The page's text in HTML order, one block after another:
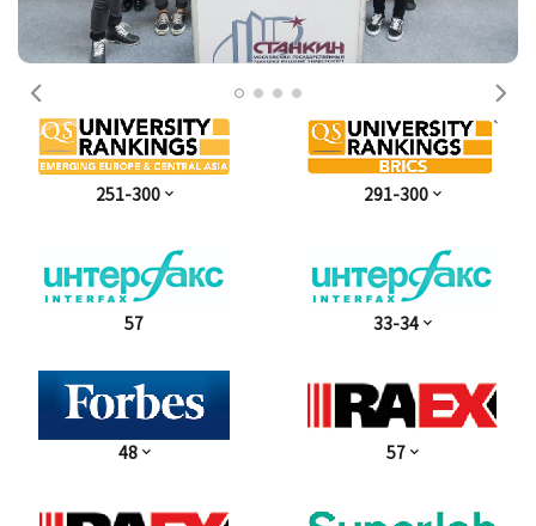
前一个 下
251-300 291-300
57 33-34
48 57